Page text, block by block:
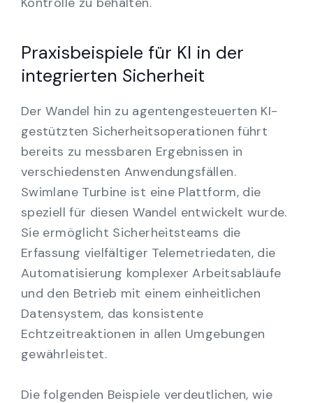
Praxisbeispiele für KI in der
integrierten Sicherheit
Der Wandel hin zu agentengesteuerten KI-
gestützten Sicherheitsoperationen führt
bereits zu messbaren Ergebnissen in
verschiedensten Anwendungsfällen.
Swimlane Turbine ist eine Plattform, die
speziell für diesen Wandel entwickelt wurde.
Sie ermöglicht Sicherheitsteams die
Erfassung vielfältiger Telemetriedaten, die
Automatisierung komplexer Arbeitsabläufe
und den Betrieb mit einem einheitlichen
Datensystem, das konsistente
Echtzeitreaktionen in allen Umgebungen
gewährleistet.
Die folgenden Beispiele verdeutlichen, wie